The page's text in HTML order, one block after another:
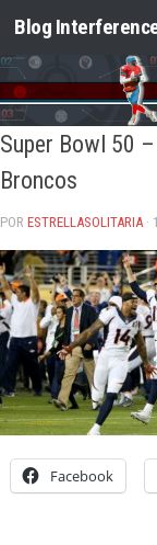
Saltar al
Blog
Super Bowl 50
Broncos
POR ESTRELLASOLITARIA ·
Facebook